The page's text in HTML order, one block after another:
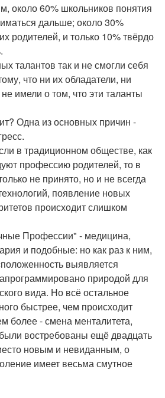
около 60% школьников понятия
дальше; около 30%
родителей, и только 10% твёрдо
талантов так и не смогли себя
что ни их обладатели, ни
имели о том, что эти таланты
Одна из основных причин -
в традиционном обществе, как
профессию родителей, то в
не принято, но и не всегда
появление новых
происходит слишком
Профессии" - медицина,
и подобные: но как раз к ним,
выявляется
природой для
вида. Но всё остальное
быстрее, чем происходит
более - смена менталитета,
востребованы ещё двадцать
новым и невиданным, о
имеет весьма смутное